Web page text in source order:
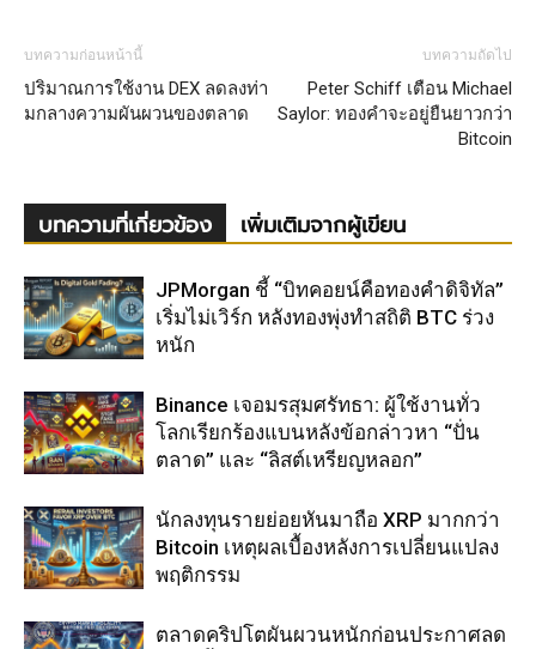
บทความก่อนหน้านี้
ปริมาณการใช้งาน DEX ลดลงท่า
มกลางความผันผวนของตลาด
บทความถัดไป
Peter Schiff เตือน Michael
Saylor: ทองคำจะอยู่ยืนยาวกว่า
Bitcoin
บทความที่เกี่ยวข้อง เพิ่มเติมจากผู้เขียน
JPMorgan ชี้ “บิทคอยน์คือทองคำดิจิทัล”
เริ่มไม่เวิร์ก หลังทองพุ่งทำสถิติ BTC ร่วง
หนัก
Binance เจอมรสุมศรัทธา: ผู้ใช้งานทั่ว
โลกเรียกร้องแบนหลังข้อกล่าวหา “ปั่น
ตลาด” และ “ลิสต์เหรียญหลอก”
นักลงทุนรายย่อยหันมาถือ XRP มากกว่า
Bitcoin เหตุผลเบื้องหลังการเปลี่ยนแปลง
พฤติกรรม
ตลาดคริปโตผันผวนหนักก่อนประกาศลด